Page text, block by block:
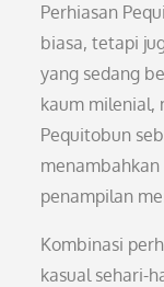
Perhiasan
biasa, tetapi
yang sedang
kaum milenial,
Pequitobun
penampilan
Kombinasi
kasual sehari-